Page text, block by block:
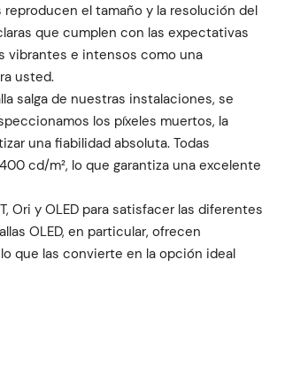
reproducen el tamaño y la resolución del
que cumplen con las expectativas
vibrantes e intensos como una
usted.
salga de nuestras instalaciones, se
los píxeles muertos, la
una fiabilidad absoluta. Todas
cd/m², lo que garantiza una excelente
Ori y OLED para satisfacer las diferentes
OLED, en particular, ofrecen
que las convierte en la opción ideal